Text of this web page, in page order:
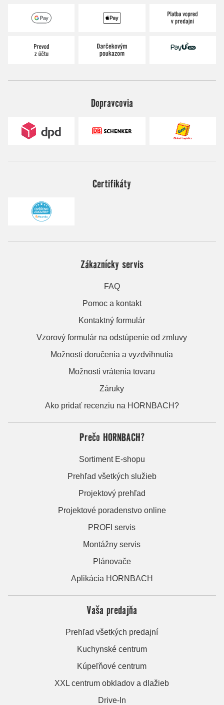
Dopravcovia
Certifikáty
Zákaznícky servis
FAQ
Pomoc a kontakt
Kontaktný formulár
Vzorový formulár na odstúpenie od zmluvy
Možnosti doručenia a vyzdvihnutia
Možnosti vrátenia tovaru
Záruky
Ako pridať recenziu na HORNBACH?
Prečo HORNBACH?
Sortiment E-shopu
Prehľad všetkých služieb
Projektový prehľad
Projektové poradenstvo online
PROFI servis
Montážny servis
Plánovače
Aplikácia HORNBACH
Vaša predajňa
Prehľad všetkých predajní
Kuchynské centrum
Kúpeľňové centrum
XXL centrum obkladov a dlažieb
Drive-In